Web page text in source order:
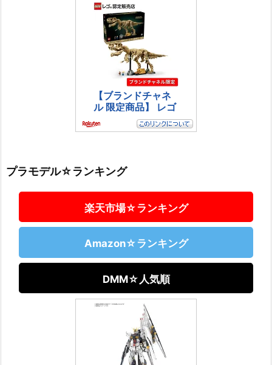
プラモデル☆ランキング
楽天市場☆ランキング
Amazon☆ランキング
DMM☆人気順